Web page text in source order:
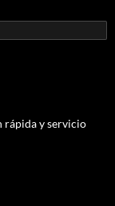
rápida y servicio